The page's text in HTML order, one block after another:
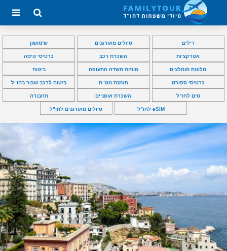
דילים טיולים מאורגנים שימושון
אטרקציות השכרת רכב כרטיסי טיסה
מלונות מומלצים מוניות משדה התעופה ביטוח
כרטיסי ספורט הזמנת מט”ח ביטוח לרכב שכור בחו”ל
סים לחו”ל השכרת אופניים תחבורה
eSIM לחו”ל טיולים מאורגנים לחו”ל